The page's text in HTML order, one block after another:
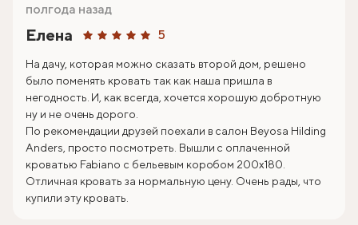
Елена 5
полгода назад
На дачу, которая можно сказать второй дом, решено
было поменять кровать так как наша пришла в
негодность. И, как всегда, хочется хорошую добротную
ну и не очень дорого.
По рекомендации друзей поехали в салон Beyosa Hilding
Anders, просто посмотреть. Вышли с оплаченной
кроватью Fabiano с бельевым коробом 200х180.
Отличная кровать за нормальную цену. Очень рады, что
купили эту кровать.